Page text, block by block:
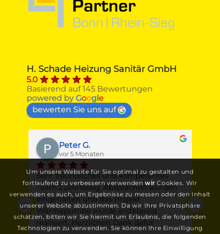
H. Schade Heizung Sanitär GmbH
5.0
Basierend auf 145 Bewertungen
powered byGoogle
bewerten Sie uns auf
Peter G.
vor 5 Monaten
Sehr freundliches und kompetentes
Team.Zuverlässig, Absprachen wurden
eingehalten und das Projekt
Wärmepumpe wurde erstklassig
realisiert. Herzlichen Dank dafür
Um unsere Website für Sie optimal zu gestalten und
fortlaufend zu verbessern verwenden wir Cookies. Wir
verwenden es auch, um Ergebnisse zu messen oder den Inhalt
unserer Website abzustimmen. Da wir Ihre Privatsphäre
schätzen, bitten wir Sie hiermit um Erlaubnis, die folgenden
Technologien zu verwenden. Sie können Ihre Einwilligung